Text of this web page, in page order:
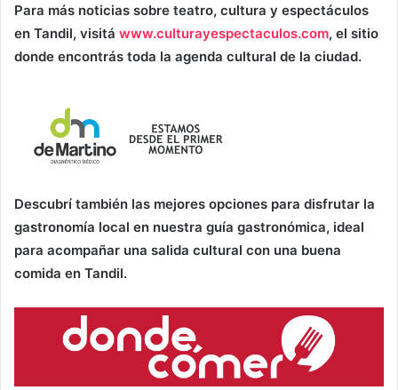
Para más noticias sobre teatro, cultura y espectáculos
en Tandil, visitá www.culturayespectaculos.com, el sitio
donde encontrás toda la agenda cultural de la ciudad.
Descubrí también las mejores opciones para disfrutar la
gastronomía local en nuestra guía gastronómica, ideal
para acompañar una salida cultural con una buena
comida en Tandil.